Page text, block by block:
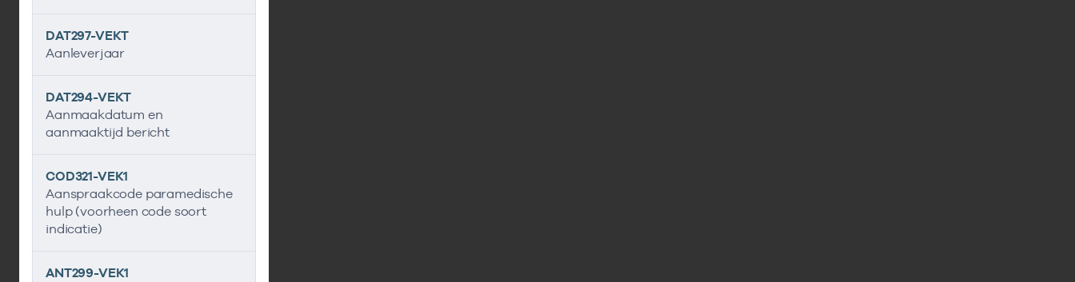
DAT297-VEKT
Aanleverjaar
DAT294-VEKT
Aanmaakdatum en
aanmaaktijd bericht
COD321-VEK1
Aanspraakcode paramedische
hulp (voorheen code soort
indicatie)
ANT299-VEK1